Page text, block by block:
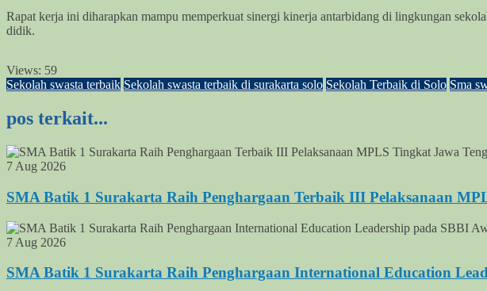
Rapat kerja ini diharapkan mampu memperkuat sinergi kinerja antarbidang di lingkungan
didik.
Views: 59
Sekolah swasta terbaik Sekolah swasta terbaik di surakarta solo Sekolah Terbaik di Solo Sma
pos terkait...
7 Aug 2026
SMA Batik 1 Surakarta Raih Penghargaan Terbaik III Pelaksanaan
7 Aug 2026
SMA Batik 1 Surakarta Raih Penghargaan International Education